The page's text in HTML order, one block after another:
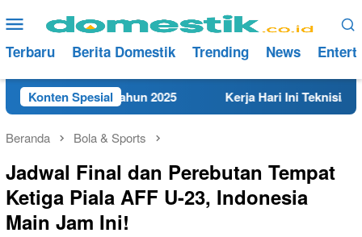
ke
konten
Menu
Mobile
Terbaru Berita Domestik Trending News
Konten Spesial
Rembang Tahun 2025 Kerja Hari Ini Teknisi/Mekanik
Beranda Bola & Sports
Jadwal Final dan Perebutan Tempat
Ketiga Piala AFF U-23, Indonesia
Main Jam Ini!